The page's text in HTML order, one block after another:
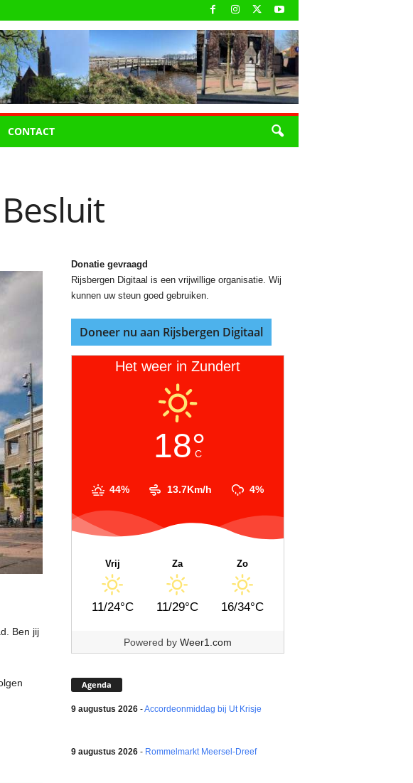
CONTACT
Ben jij
Donatie gevraagd
Rijsbergen Digitaal is een vrijwillige organisatie. Wij
kunnen uw steun goed gebruiken.
Doneer nu aan Rijsbergen Digitaal
Het weer in Zundert
18°
C
44% 13.7Km/h 4%
Vrij
11/24°C
Za
11/29°C
Zo
16/34°C
Powered by Weer1.com
Agenda
9 augustus 2026-Accordeonmiddag bij Ut Krisje
9 augustus 2026- Rommelmarkt Meersel-Dreef